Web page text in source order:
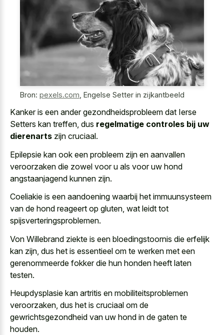
Bron: pexels.com Engelse Setter in zijkantbeeld
Kanker is een ander gezondheidsprobleem dat Ierse
Setters kan treffen, dus regelmatige controles bij uw
dierenarts zijn cruciaal.
Epilepsie kan ook een probleem zijn en aanvallen
veroorzaken die zowel voor u als voor uw hond
angstaanjagend kunnen zijn.
Coeliakie is een aandoening waarbij het immuunsysteem
van de hond reageert op gluten, wat leidt tot
spijsverteringsproblemen.
Von Willebrand ziekte is een bloedingstoornis die erfelijk
kan zijn, dus het is essentieel om te werken met een
gerenommeerde fokker die hun honden heeft laten
testen.
Heupdysplasie kan artritis en mobiliteitsproblemen
veroorzaken, dus het is cruciaal om de
gewrichtsgezondheid van uw hond in de gaten te
houden.